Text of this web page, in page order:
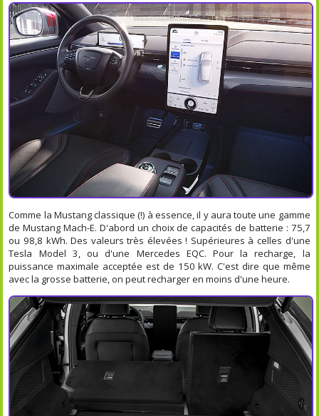
Comme la Mustang classique (!) à essence, il y aura toute une gamme
de Mustang Mach-E. D'abord un choix de capacités de batterie : 75,7
ou 98,8 kWh. Des valeurs très élevées ! Supérieures à celles d'une
Tesla Model 3, ou d'une Mercedes EQC. Pour la recharge, la
puissance maximale acceptée est de 150 kW. C'est dire que même
avec la grosse batterie, on peut recharger en moins d'une heure.